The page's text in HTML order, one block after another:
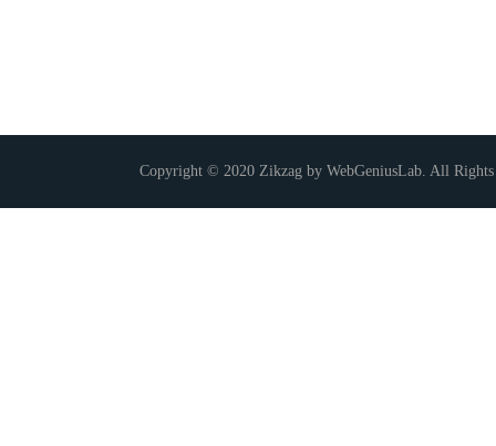
Copyright © 2020 Zikzag by WebGeniusLab. All Rights